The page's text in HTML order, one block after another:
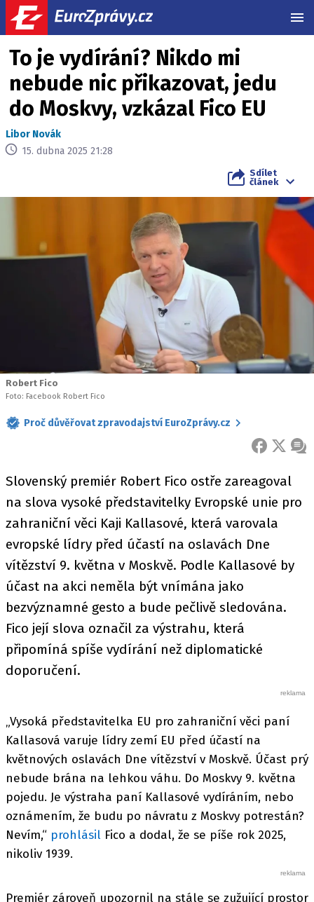
To je vydírání? Nikdo mi
nebude nic přikazovat, jedu
do Moskvy, vzkázal Fico EU
Libor Novák
15. dubna 2025 21:28
Sdílet
článek
Robert Fico
Foto: Facebook Robert Fico
Proč důvěřovat zpravodajství EuroZprávy.cz
FACEBOOK
X
Slovenský premiér Robert Fico ostře zareagoval
na slova vysoké představitelky Evropské unie pro
zahraniční věci Kaji Kallasové, která varovala
evropské lídry před účastí na oslavách Dne
vítězství 9. května v Moskvě. Podle Kallasové by
účast na akci neměla být vnímána jako
bezvýznamné gesto a bude pečlivě sledována.
Fico její slova označil za výstrahu, která
připomíná spíše vydírání než diplomatické
doporučení.
„Vysoká představitelka EU pro zahraniční věci paní
Kallasová varuje lídry zemí EU před účastí na
květnových oslavách Dne vítězství v Moskvě. Účast prý
nebude brána na lehkou váhu. Do Moskvy 9. května
pojedu. Je výstraha paní Kallasové vydíráním, nebo
oznámením, že budu po návratu z Moskvy potrestán?
Nevím,“ prohlásil Fico a dodal, že se píše rok 2025,
nikoliv 1939.
Premiér zároveň upozornil na stále se zužující prostor